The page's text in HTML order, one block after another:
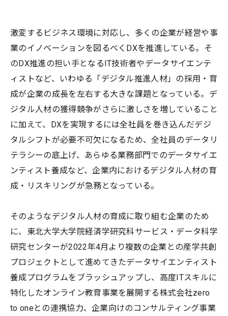
激変するビジネス環境に対応し、多くの企業が経営や事
業のイノベーションを図るべくDXを推進している。そ
のDX推進の担い手となるIT技術者やデータサイエンテ
ィストなど、いわゆる「デジタル推進人材」の採用・育
成が企業の成長を左右する大きな課題となっている。デ
ジタル人材の獲得競争がさらに激しさを増していること
に加えて、DXを実現するには全社員を巻き込んだデジ
タルシフトが必要不可欠になるため、全社員のデータリ
テラシーの底上げ、あらゆる業務部門でのデータサイエ
ンティスト養成など、企業内におけるデジタル人材の育
成・リスキリングが急務となっている。
そのようなデジタル人材の育成に取り組む企業のため
に、東北大学大学院経済学研究科サービス・データ科学
研究センターが2022年4月より複数の企業との産学共創
プロジェクトとして進めてきたデータサイエンティスト
養成プログラムをブラッシュアップし、高度ITスキルに
特化したオンライン教育事業を展開する株式会社zero
to oneとの連携協力、企業向けのコンサルティング事業